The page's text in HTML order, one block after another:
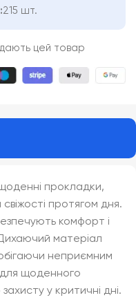
215 шт.
цей товар
прокладки,
протягом дня.
комфорт і
матеріал
неприємним
для щоденного
у критичні дні.